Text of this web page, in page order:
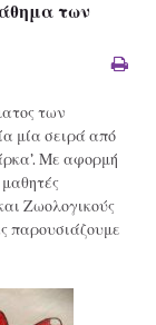
των
των
μία σειρά από
Με αφορμή
Ζωολογικούς
παρουσιάζουμε